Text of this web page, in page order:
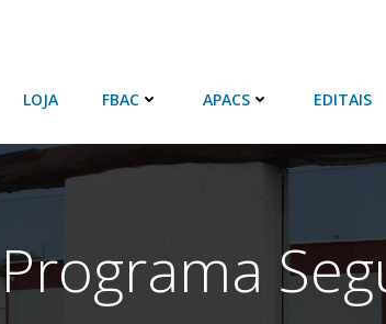
LOJA FBAC APACS EDITAIS
Programa